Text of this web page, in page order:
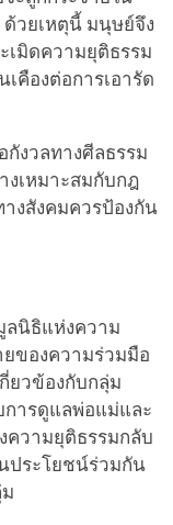
วยเหตุนี้ มนุษย์จึง
มิดความยุติธรรม
คืองต่อการเอารัด
งวลทางศีลธรรม
เหมาะสมกับกฎ
งสังคมควรป้องกัน
ลนิธิแห่งความ
ของความร่วมมือ
ยวข้องกับกลุ่ม
ารดูแลพ่อแม่และ
ความยุติธรรมกลับ
ประโยชน์ร่วมกัน